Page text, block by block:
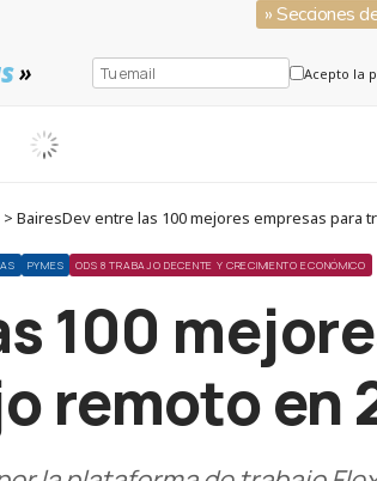
» Secciones
» Acepto la
BairesDev entre las 100 mejores empresas para
PYMES ODS 8 TRABAJO DECENTE Y CRECIMIENTO ECONÓMICO
100
remoto en